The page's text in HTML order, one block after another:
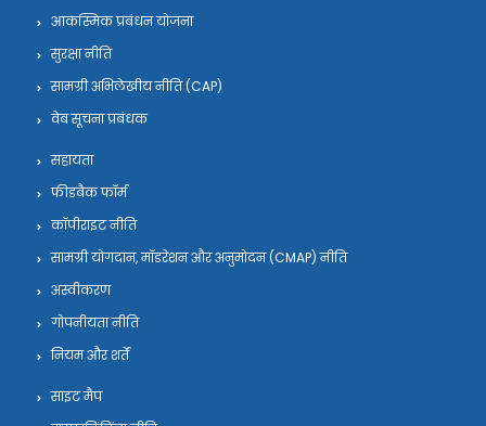
आकस्मिक प्रबंधन योजना
सुरक्षा नीति
सामग्री अभिलेखीय नीति (CAP)
वेब सूचना प्रबंधक
सहायता
फीडबैक फॉर्म
कॉपीराइट नीति
सामग्री योगदान, मॉडरेशन और अनुमोदन (CMAP) नीति
अस्वीकरण
गोपनीयता नीति
नियम और शर्तें
साइट मैप